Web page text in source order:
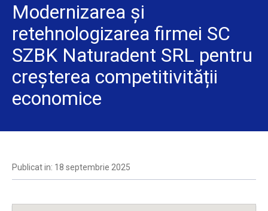
Modernizarea și
retehnologizarea firmei SC
SZBK Naturadent SRL pentru
creșterea competitivității
economice
Publicat in: 18 septembrie 2025